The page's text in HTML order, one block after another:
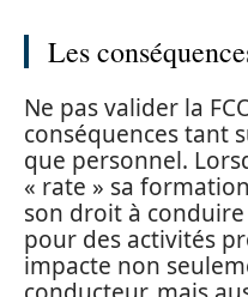
Les
Ne pas valider la
conséquences tant
que personnel.
« rate » sa
son droit à
pour des activités
impacte non